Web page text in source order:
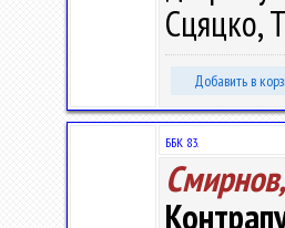
Сцяцко,
Добавить в
ББК 83.